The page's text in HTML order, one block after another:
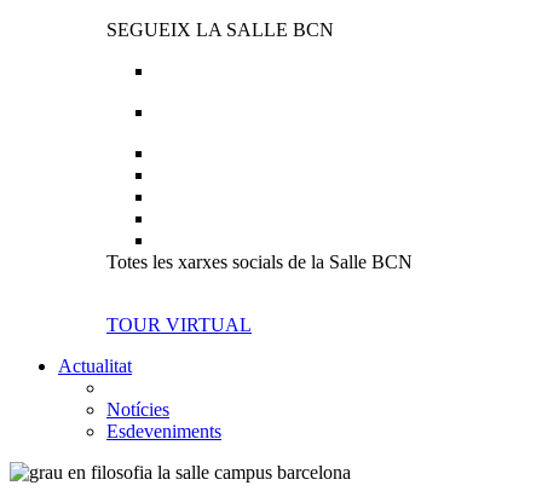
SEGUEIX LA SALLE BCN
Totes les xarxes socials de la Salle BCN
TOUR VIRTUAL
Actualitat
Notícies
Esdeveniments